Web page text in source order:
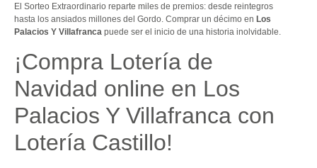
El Sorteo Extraordinario reparte miles de premios: desde reintegros
hasta los ansiados millones del Gordo. Comprar un décimo en Los
Palacios Y Villafranca puede ser el inicio de una historia inolvidable.
¡Compra Lotería de
Navidad online en Los
Palacios Y Villafranca con
Lotería Castillo!